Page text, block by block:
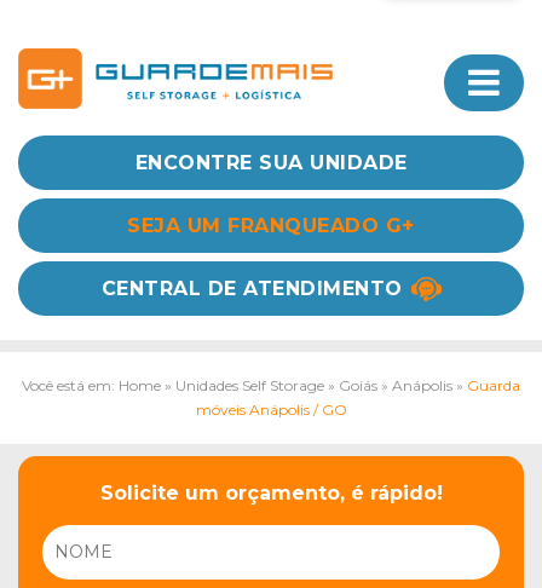
ENCONTRE SUA UNIDADE
SEJA UM FRANQUEADO G+
CENTRAL DE ATENDIMENTO
Você está em: Home » Unidades Self Storage » Goiás » Anápolis » Guarda
móveis Anápolis / GO
Solicite um orçamento, é rápido!